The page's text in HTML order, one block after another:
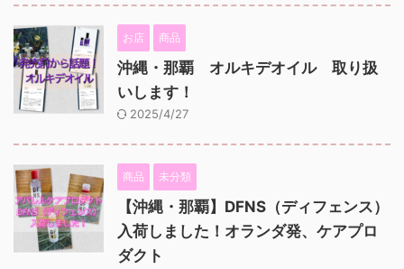
お店 商品
沖縄・那覇 オルキデオイル 取り扱
いします！
2025/4/27
商品 未分類
【沖縄・那覇】DFNS（ディフェンス）
入荷しました！オランダ発、ケアプロ
ダクト